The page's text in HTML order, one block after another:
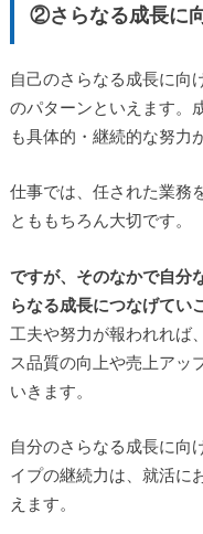
②さらなる成長に
自己のさらなる成長に向
のパターンといえます。
も具体的・継続的な努力
仕事では、任された業務
とももちろん大切です。
ですが、そのなかで自分
らなる成長につなげてい
工夫や努力が報われれば
ス品質の向上や売上アッ
いきます。
自分のさらなる成長に向
イプの継続力は、就活に
えます。